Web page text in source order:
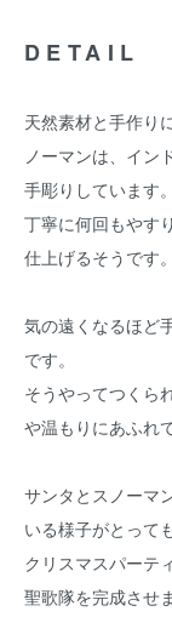
DETAIL
天然素材と手作り
ノーマンは、イン
手彫りしています。
丁寧に何回もやす
仕上げるそうです。
気の遠くなるほど
です。
そうやってつくら
や温もりにあふれ
サンタとスノーマ
いる様子がとって
クリスマスパーテ
聖歌隊を完成させ